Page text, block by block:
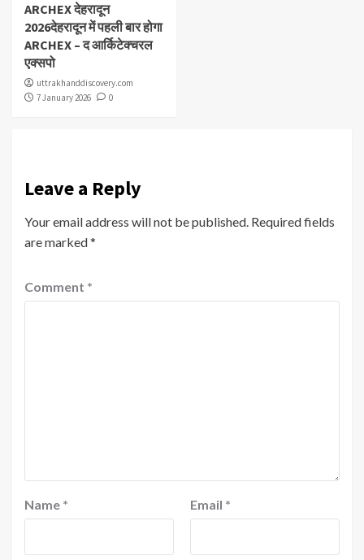
ARCHEX देहरादून
2026देहरादून में पहली बार होगा
ARCHEX – द आर्किटेक्चरल
एक्सपो
uttrakhanddiscovery.com
7 January 2026
0
Leave a Reply
Your email address will not be published. Required fields
are marked*
Comment *
Name * Email *